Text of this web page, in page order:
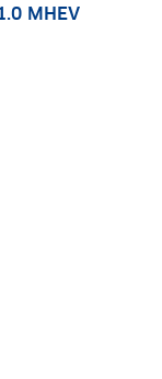
92 kW,
MHEV